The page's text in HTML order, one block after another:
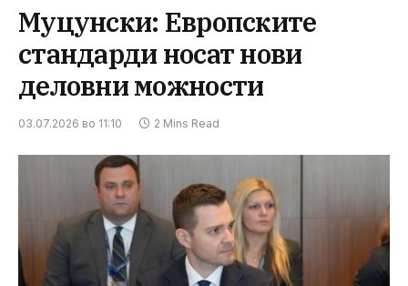
Муцунски: Европските
стандарди носат нови
деловни можности
03.07.2026 во 11:10 2 Mins Read